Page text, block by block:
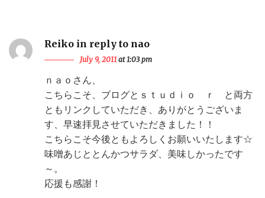
Reiko in reply to nao
July 9, 2011 at 1:03 pm
ｎａｏさん、
こちらこそ、ブログとｓｔｕｄｉｏ ｒ と両方
ともリンクしていただき、ありがとうございま
す、早速拝見させていただきました！！
こちらこそ今後ともよろしくお願いいたします☆
味噌あじととんかつサラダ、美味しかったです
～。
応援も感謝！